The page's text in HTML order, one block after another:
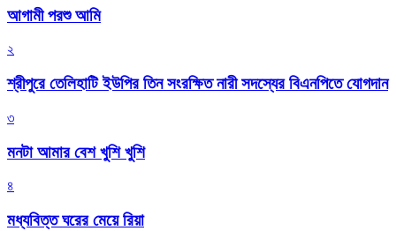
আগামী পরশু আমি
২
শ্রীপুরে তেলিহাটি ইউপির তিন সংরক্ষিত নারী সদস্যের বিএনপিতে যোগদান
৩
মনটা আমার বেশ খুশি খুশি
৪
মধ্যবিত্ত ঘরের মেয়ে রিয়া